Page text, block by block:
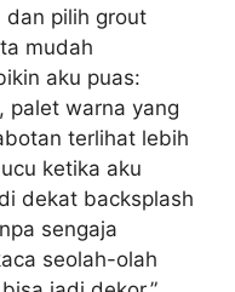
dan pilih grout
mudah
aku puas:
palet warna yang
terlihat lebih
ketika aku
dekat backsplash
sengaja
seolah-olah